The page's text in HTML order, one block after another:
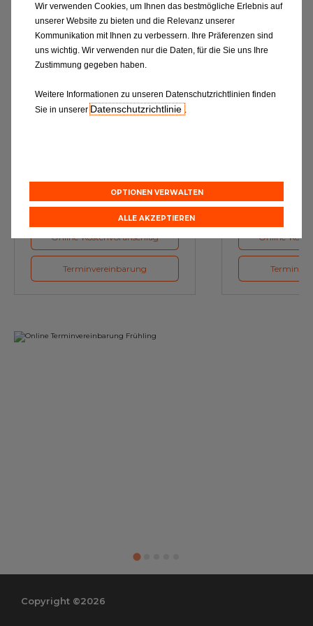
Online-Kostenvoranschlag
Terminvereinbarung
Online-
Copyright ©2026
Wir verwenden Cookies, um Ihnen das bestmögliche Erlebnis auf
unserer Website zu bieten und die Relevanz unserer
Kommunikation mit Ihnen zu verbessern. Ihre Präferenzen sind
uns wichtig. Wir verwenden nur die Daten, für die Sie uns Ihre
Zustimmung gegeben haben.
Weitere Informationen zu unseren Datenschutzrichtlinien finden
Sie in unsererDatenschutzrichtlinie .
OPTIONEN VERWALTEN
ALLE AKZEPTIEREN